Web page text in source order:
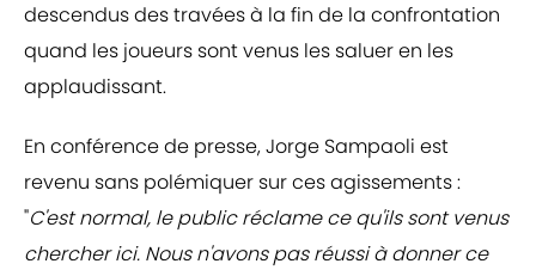
descendus des travées à la fin de la confrontation
quand les joueurs sont venus les saluer en les
applaudissant.
En conférence de presse, Jorge Sampaoli est
revenu sans polémiquer sur ces agissements :
"C'est normal, le public réclame ce qu'ils sont venus
chercher ici. Nous n'avons pas réussi à donner ce